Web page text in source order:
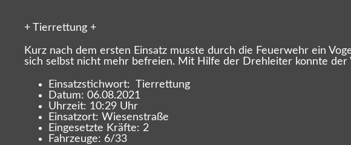
+ Tierrettung +
Kurz nach dem ersten Einsatz musste durch die Feuerwehr ein
sich selbst nicht mehr befreien. Mit Hilfe der Drehleiter konnte der
Einsatzstichwort: Tierrettung
Datum: 06.08.2021
Uhrzeit: 10:29 Uhr
Einsatzort: Wiesenstraße
Eingesetzte Kräfte: 2
Fahrzeuge: 6/33